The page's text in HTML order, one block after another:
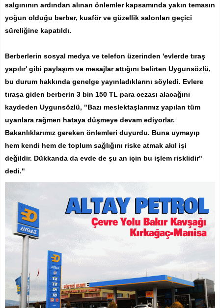
salgınının ardından alınan önlemler kapsamında yakın temasın
yoğun olduğu berber, kuaför ve güzellik salonları geçici
süreliğine kapatıldı.
Berberlerin sosyal medya ve telefon üzerinden 'evlerde tıraş
yapılır' gibi paylaşım ve mesajlar attığını belirten Uygunsözlü,
bu durum hakkında genelge yayınladıklarını söyledi. Evlere
tıraşa giden berberin 3 bin 150 TL para cezası alacağını
kaydeden Uygunsözlü, "Bazı meslektaşlarımız yapılan tüm
uyarılara rağmen hataya düşmeye devam ediyorlar.
Bakanlıklarımız gereken önlemleri duyurdu. Buna uymayıp
hem kendi hem de toplum sağlığını riske atmak akıl işi
değildir. Dükkanda da evde de şu an için bu işlem risklidir"
dedi."